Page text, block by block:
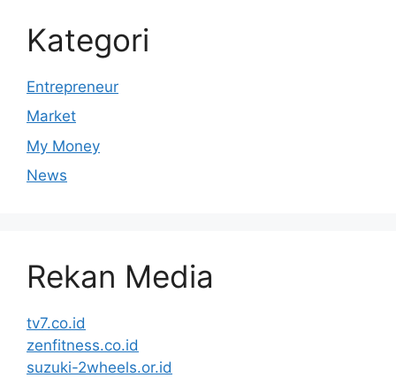
Kategori
Entrepreneur
Market
My Money
News
Rekan Media
tv7.co.id
zenfitness.co.id
suzuki-2wheels.or.id